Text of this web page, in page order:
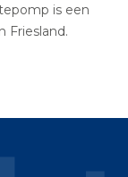
is een
Friesland.